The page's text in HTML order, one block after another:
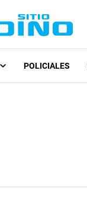
POLICIALES